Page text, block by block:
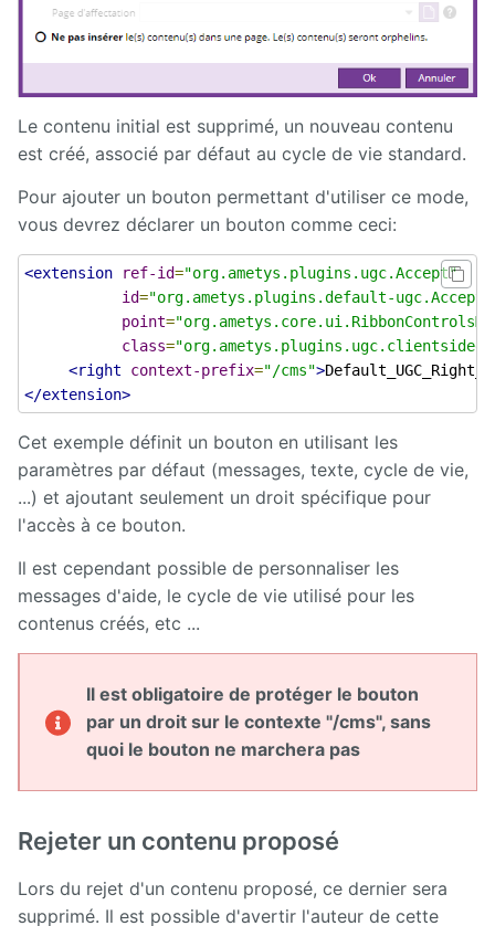
Exchange
External
Extra User
FAQ
Flipbook
Front
Edition
Front
Notification
Gadgets
Glossary
GLPI
Calendar
Hyperplanning
Inlinemedia
Job
Link
Le contenu initial est supprimé, un nouveau contenu
est créé, associé par défaut au cycle de vie standard.
Pour ajouter un bouton permettant d'utiliser ce mode,
vous devrez déclarer un bouton comme ceci:
<extension ref-id="org.ametys.plugins.ugc.Accept"
id="org.ametys.plugins.default-ugc.Accept"
point=
class=
<right
context-prefix="/cms">
</extension>
Cet exemple définit un bouton en utilisant les
paramètres par défaut (messages, texte, cycle de vie,
...) et ajoutant seulement un droit spécifique pour
l'accès à ce bouton.
Il est cependant possible de personnaliser les
messages d'aide, le cycle de vie utilisé pour les
contenus créés, etc ...
Il est obligatoire de protéger le bouton
par un droit sur le contexte "/cms", sans
quoi le bouton ne marchera pas
Rejeter un contenu proposé
Lors du rejet d'un contenu proposé, ce dernier sera
supprimé. Il est possible d'avertir l'auteur de cette